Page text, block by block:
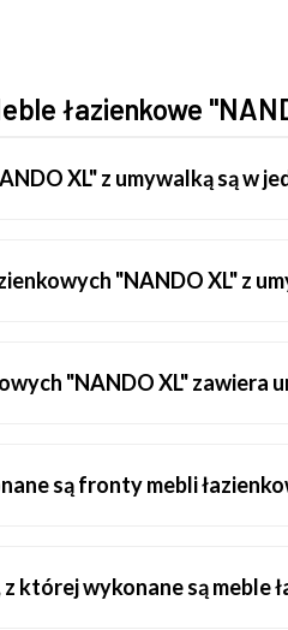
łazienkowe
XL" z umywalką są w
"NANDO XL" z
"NANDO XL" zawiera
są fronty mebli
której wykonane są meble